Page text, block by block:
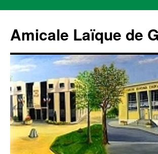
contenu
Amicale Laïque de